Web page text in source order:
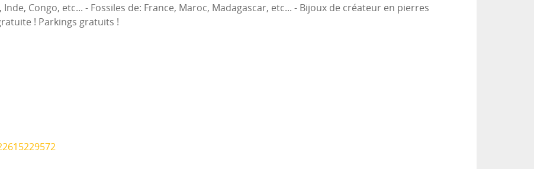
Congo, etc... - Fossiles de: France, Maroc, Madagascar, etc... - Bijoux de créateur en pierres
! Parkings gratuits !